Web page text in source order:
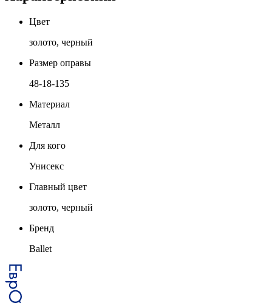
Цвет
золото, черный
Размер оправы
48-18-135
Материал
Металл
Для кого
Унисекс
Главный цвет
золото, черный
Бренд
Ballet